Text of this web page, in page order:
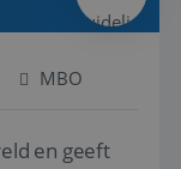
MBO
en geeft